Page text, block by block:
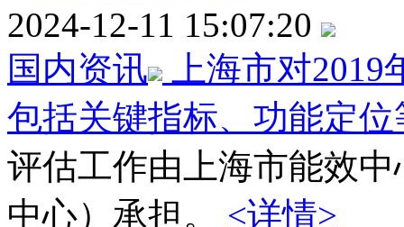
2024-12-11 15:07:20
国内资讯
上海市对
包括关键指标、功能定位
评估工作由上海市能效
中心）承担。
<详情>